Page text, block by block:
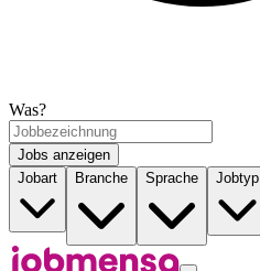
Was?
Jobs anzeigen
Jobart
Branche Sprache Jobtyp